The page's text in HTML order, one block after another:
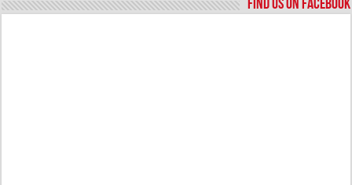
Find us on Facebook